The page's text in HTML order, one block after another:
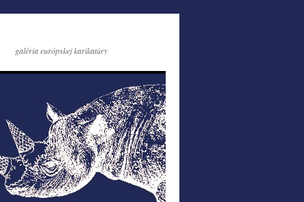
galéria európskej karikatúry